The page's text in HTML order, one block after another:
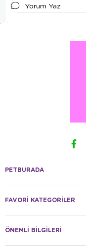
Yorum Yaz
PETBURADA
FAVORİ KATEGORİLER
ÖNEMLİ BİLGİLERİ